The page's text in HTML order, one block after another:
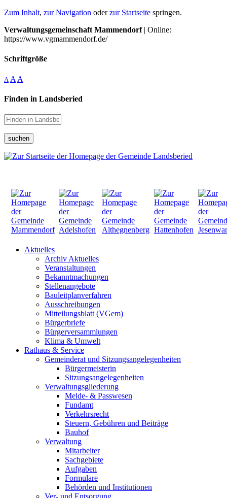
Zum Inhalt, zur Navigation oderzur Startseite springen.
Verwaltungsgemeinschaft Mammendorf| Online:
https://www.vgmammendorf.de/
Schriftgröße
A A A
Finden in Landsberied
suchen
Aktuelles
Archiv Aktuelles
Veranstaltungen
Bekanntmachungen
Stellenangebote
Bauleitplanverfahren
Ausschreibungen
Mitteilungsblatt (VGem)
Bürgerbriefe
Bürgerversammlungen
Klima & Umwelt
Rathaus & Service
Gemeinderat und Sitzungsangelegenheiten
Bürgermeisterin
Sitzungsangelegenheiten
Verwaltungsgliederung
Melde- & Passwesen
Fundamt
Verkehrsrecht
Steuern, Gebühren und Beiträge
Bauhof
Verwaltung
Mitarbeiter
Sachgebiete
Aufgaben
Formulare
Behörden und Institutionen
Ver- und Entsorgung